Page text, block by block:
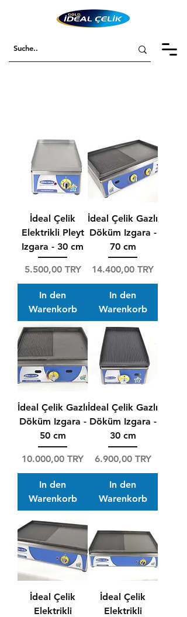
İdeal Çelik
Elektrikli Pleyt
Izgara - 30 cm
Preis
5.500,00 TRY
In den
Warenkorb
İdeal Çelik Gazlı
Döküm Izgara -
70 cm
Preis
14.400,00 TRY
In den
Warenkorb
İdeal Çelik Gazlı
Döküm Izgara -
50 cm
Preis
10.000,00 TRY
In den
Warenkorb
İdeal Çelik Gazlı
Döküm Izgara -
30 cm
Preis
6.900,00 TRY
In den
Warenkorb
İdeal Çelik
Elektrikli
İdeal Çelik
Elektrikli